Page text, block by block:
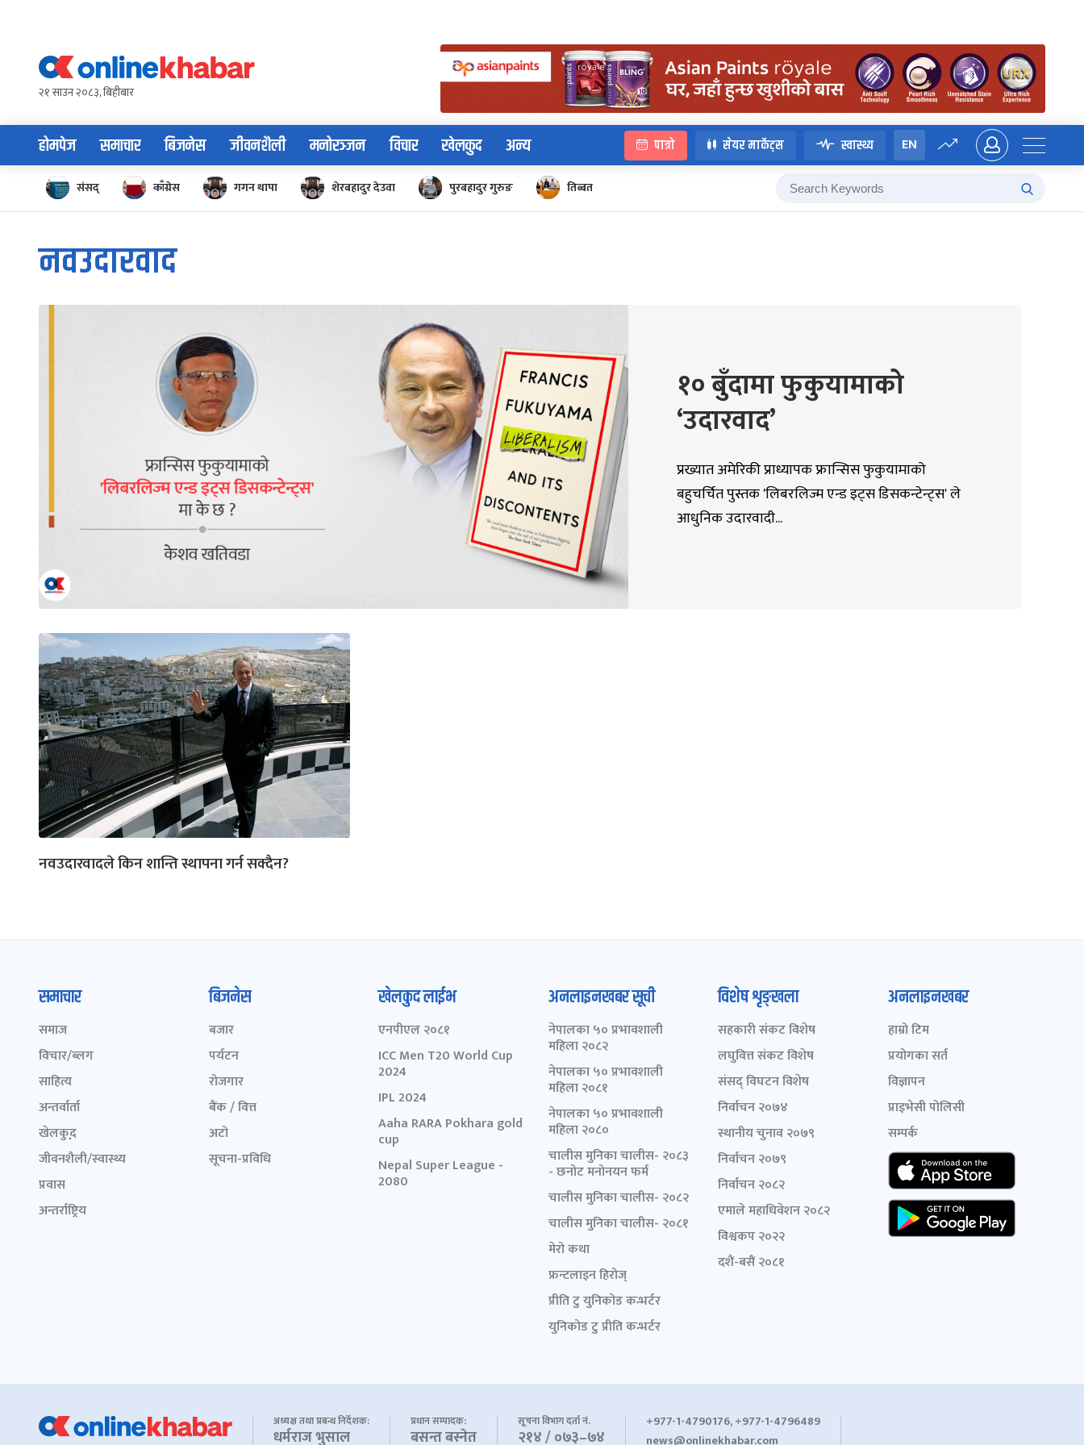
content२१ साउन २०८३, बिहीबार
होमपेज समाचार बिजनेस जीवनशैली मनोरञ्जन विचार खेलकुद अन्य पात्रो सेयर मार्केट्स स्वास्थ्य EN
संसद् काँग्रेस गगन थापा शेरबहादुर देउवा पुरबहादुर गुरुङ तिब्बत
नवउदारवाद
१० बुँदामा फुकुयामाको
‘उदारवाद’
प्रख्यात अमेरिकी प्राध्यापक फ्रान्सिस फुकुयामाको
बहुचर्चित पुस्तक 'लिबरलिज्म एन्ड इट्स डिसकन्टेन्ट्स' ले
आधुनिक उदारवादी...
नवउदारवादले किन शान्ति स्थापना गर्न सक्दैन?
समाचार
समाज
विचार/ब्लग
साहित्य
अन्तर्वार्ता
खेलकुद़़
जीवनशैली/स्वास्थ्य
प्रवास
अन्तर्राष्ट्रिय
बिजनेस
बजार
पर्यटन
रोजगार
बैंक / वित्त
अटो
सूचना-प्रविधि
खेलकुद लाईभ
एनपीएल २०८१
ICC Men T20 World Cup
2024
IPL 2024
Aaha RARA Pokhara gold
cup
Nepal Super League -
2080
अनलाइनखबर सूची
नेपालका ५० प्रभावशाली
महिला २०८२
नेपालका ५० प्रभावशाली
महिला २०८१
नेपालका ५० प्रभावशाली
महिला २०८०
चालीस मुनिका चालीस- २०८३
- छनोट मनोनयन फर्म
चालीस मुनिका चालीस- २०८२
चालीस मुनिका चालीस- २०८१
मेरो कथा
फ्रन्टलाइन हिरोज्
प्रीति टु युनिकोड कन्भर्टर
युनिकोड टु प्रीति कन्भर्टर
विशेष शृङ्खला
सहकारी संकट विशेष
लघुवित्त संकट विशेष
संसद् विघटन विशेष
निर्वाचन २०७४
स्थानीय चुनाव २०७९
निर्वाचन २०७९
निर्वाचन २०८२
एमाले महाधिवेशन २०८२
विश्वकप २०२२
दशैं-बसैं २०८१
अनलाइनखबर
हाम्रो टिम
प्रयोगका सर्त
विज्ञापन
प्राइभेसी पोलिसी
सम्पर्क
अध्यक्ष तथा प्रबन्ध निर्देशक:
धर्मराज भुसाल
प्रधान सम्पादक:
बसन्त बस्नेत
सूचना विभाग दर्ता नं.
२१४ / ०७३–७४
+977-1-4790176, +977-1-4796489
news@onlinekhabar.com